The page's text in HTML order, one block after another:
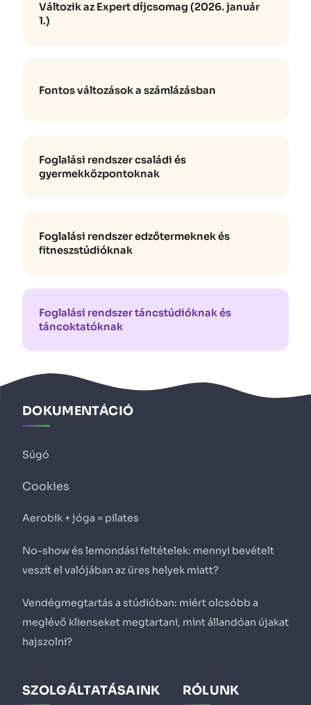
Változik az Expert díjcsomag (2026. január
1.)
Fontos változások a számlázásban
Foglalási rendszer családi és
gyermekközpontoknak
Foglalási rendszer edzőtermeknek és
fitneszstúdióknak
Foglalási rendszer táncstúdióknak és
táncoktatóknak
DOKUMENTÁCIÓ
Súgó
Cookies
Aerobik + jóga = pilates
No-show és lemondási feltételek: mennyi bevételt
veszít el valójában az üres helyek miatt?
Vendégmegtartás a stúdióban: miért olcsóbb a
meglévő klienseket megtartani, mint állandóan újakat
hajszolni?
SZOLGÁLTATÁSAINK RÓLUNK